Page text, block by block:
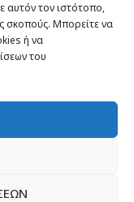
αυτόν τον ιστότοπο,
σκοπούς. Μπορείτε να
ή να
του